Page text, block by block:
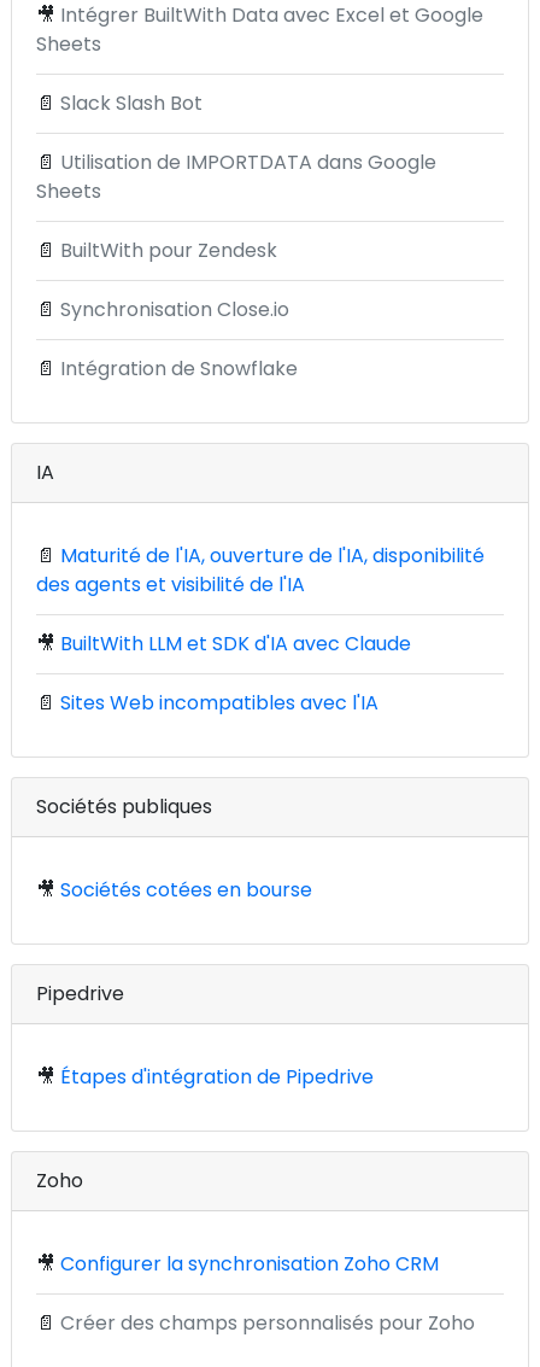
🎥 Intégrer BuiltWith Data avec Excel et Google
Sheets
📄 Slack Slash Bot
📄 Utilisation de IMPORTDATA dans Google
Sheets
📄 BuiltWith pour Zendesk
📄 Synchronisation Close.io
📄 Intégration de Snowflake
IA
📄 Maturité de l'IA, ouverture de l'IA, disponibilité
des agents et visibilité de l'IA
🎥 BuiltWith LLM et SDK d'IA avec Claude
📄 Sites Web incompatibles avec l'IA
Sociétés publiques
🎥 Sociétés cotées en bourse
Pipedrive
🎥 Étapes d'intégration de Pipedrive
Zoho
🎥 Configurer la synchronisation Zoho CRM
📄 Créer des champs personnalisés pour Zoho